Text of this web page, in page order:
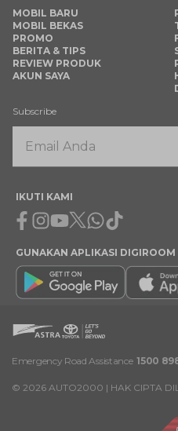
MOBIL BARU
MOBIL BEKAS
PROMO
BERITA & TIPS
REVIEW PRODUK
AKUN SAYA
Subscribe
IKUTI KAMI
Facebook
Instagram
Youtube
X Whatsapp
Tiktok
GUNAKAN APLIKASI DIGIROOM
Emergency Road Assistance 1500
© 2026 AUTO2000 | HAK CIPTA